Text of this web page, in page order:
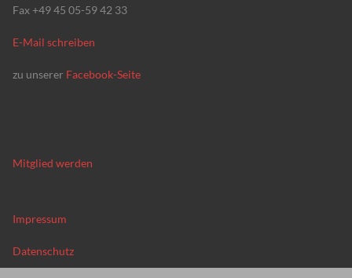
Fax +49 45 05-59 42 33
E-Mail schreiben
zu unserer Facebook-Seite
Mitglied werden
Impressum
Datenschutz